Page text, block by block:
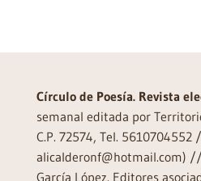
Círculo de Poesía. Revista
semanal editada por
C.P. 72574, Tel.
alicalderonf@hotmail.com)
García López. Editores